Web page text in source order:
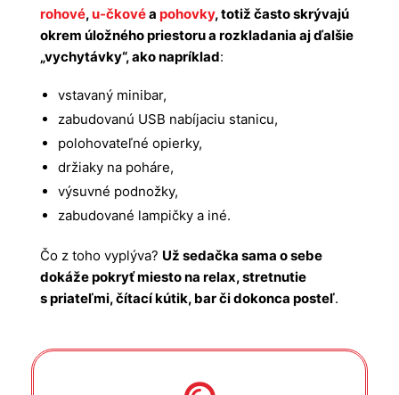
rohové,u-čkovéa pohovky, totiž často skrývajú
okrem úložného priestoru a rozkladania aj ďalšie
„vychytávky“, ako napríklad:
vstavaný minibar,
zabudovanú USB nabíjaciu stanicu,
polohovateľné opierky,
držiaky na poháre,
výsuvné podnožky,
zabudované lampičky a iné.
Čo z toho vyplýva? Už sedačka sama o sebe
dokáže pokryť miesto na relax, stretnutie
s priateľmi, čítací kútik, bar či dokonca posteľ.